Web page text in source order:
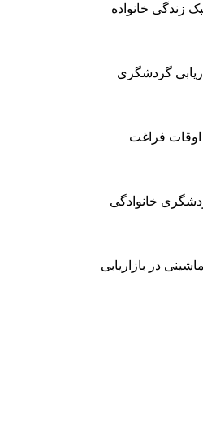
زندگی خانواده
گردشگری
اوقات فراغت
خانوادگی
در بازاریابی